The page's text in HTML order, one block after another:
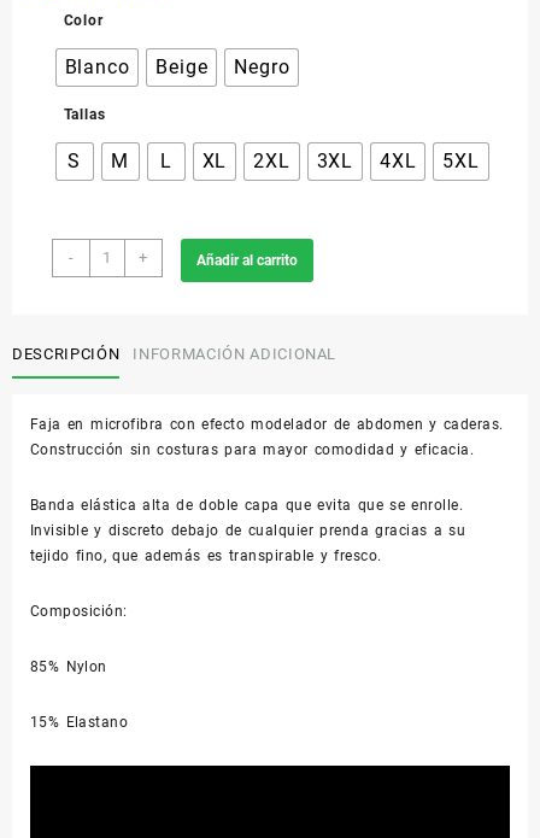
Color
Blanco Beige Negro
Tallas
S M L XL 2XL 3XL 4XL 5XL
-
605
Faja
+ Añadir al carrito
DESCRIPCIÓN INFORMACIÓN ADICIONAL
Faja en microfibra con efecto modelador de abdomen y caderas.
Construcción sin costuras para mayor comodidad y eficacia.
Banda elástica alta de doble capa que evita que se enrolle.
Invisible y discreto debajo de cualquier prenda gracias a su
tejido fino, que además es transpirable y fresco.
Composición:
85% Nylon
15% Elastano